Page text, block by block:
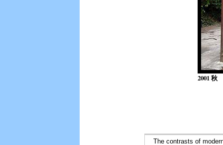
2001 秋
The contrasts of